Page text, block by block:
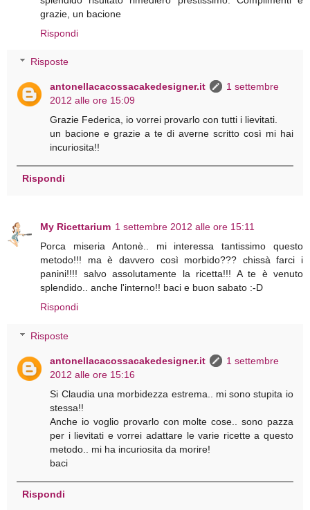
grazie, un bacione
Rispondi
Risposte
antonellacacossacakedesigner.it
1 settembre
2012 alle ore 15:09
Grazie Federica, io vorrei provarlo con tutti i lievitati.
un bacione e grazie a te di averne scritto così mi hai
incuriosita!!
Rispondi
My Ricettarium 1 settembre 2012 alle ore 15:11
Porca miseria Antonè.. mi interessa tantissimo questo
metodo!!! ma è davvero così morbido??? chissà farci i
panini!!!! salvo assolutamente la ricetta!!! A te è venuto
splendido.. anche l'interno!! baci e buon sabato :-D
Rispondi
Risposte
antonellacacossacakedesigner.it
1 settembre
2012 alle ore 15:16
Si Claudia una morbidezza estrema.. mi sono stupita io
stessa!!
Anche io voglio provarlo con molte cose.. sono pazza
per i lievitati e vorrei adattare le varie ricette a questo
metodo.. mi ha incuriosita da morire!
baci
Rispondi